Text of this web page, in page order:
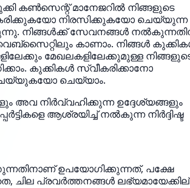
കൺസെന്റ് മാനേജറിൽ നിങ്ങളുടെ
നിരസിക്കുകയോ ചെയ്യുന്ന
നിങ്ങൾക്ക് സേവനങ്ങൾ
കാണാം. നിങ്ങൾ
മേഖലകളിലേക്കുമുള്ള
കുക്കികൾ സ്വീകരിക്കാനോ
ചെയ്യാം.
അവ നിർവ്വഹിക്കുന്ന ഉദ്ദേശ്യങ്ങളും
ആശ്രയിച്ച് നൽകുന്ന നിർദ്ദിഷ്ട
ഉപയോഗിക്കുന്നത്, പക്ഷേ
പ്രവർത്തനങ്ങൾ